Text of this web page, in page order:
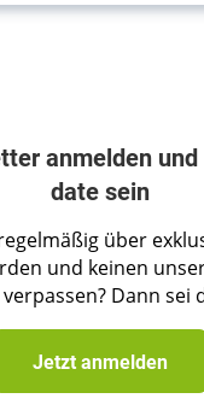
anmelden
date sein
über
und keinen
Dann sei
Jetzt anmelden